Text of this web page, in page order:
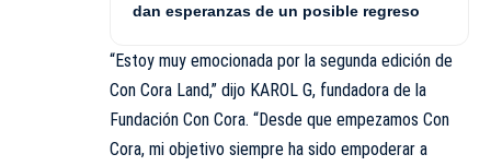
dan esperanzas de un posible regreso
“Estoy muy emocionada por la segunda edición de
Con Cora Land,” dijo KAROL G, fundadora de la
Fundación Con Cora. “Desde que empezamos Con
Cora, mi objetivo siempre ha sido empoderar a